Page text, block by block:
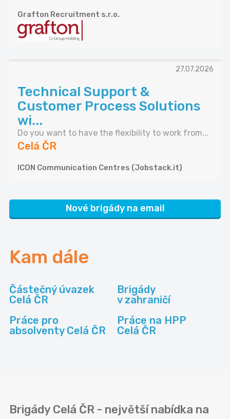
Grafton Recruitment s.r.o.
27.07.2026
Technical Support &
Customer Process Solutions
wi...
Do you want to have the flexibility to work from...
Celá ČR
ICON Communication Centres (Jobstack.it)
Nové brigády na email
Kam dále
Částečný úvazek
Celá ČR
Brigády
v zahraničí
Práce pro
absolventy Celá ČR
Práce na HPP
Celá ČR
Brigády Celá ČR - největší nabídka na